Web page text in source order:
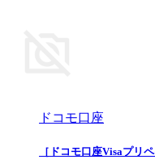
ドコモ口座
［ドコモ口座Visaプリ